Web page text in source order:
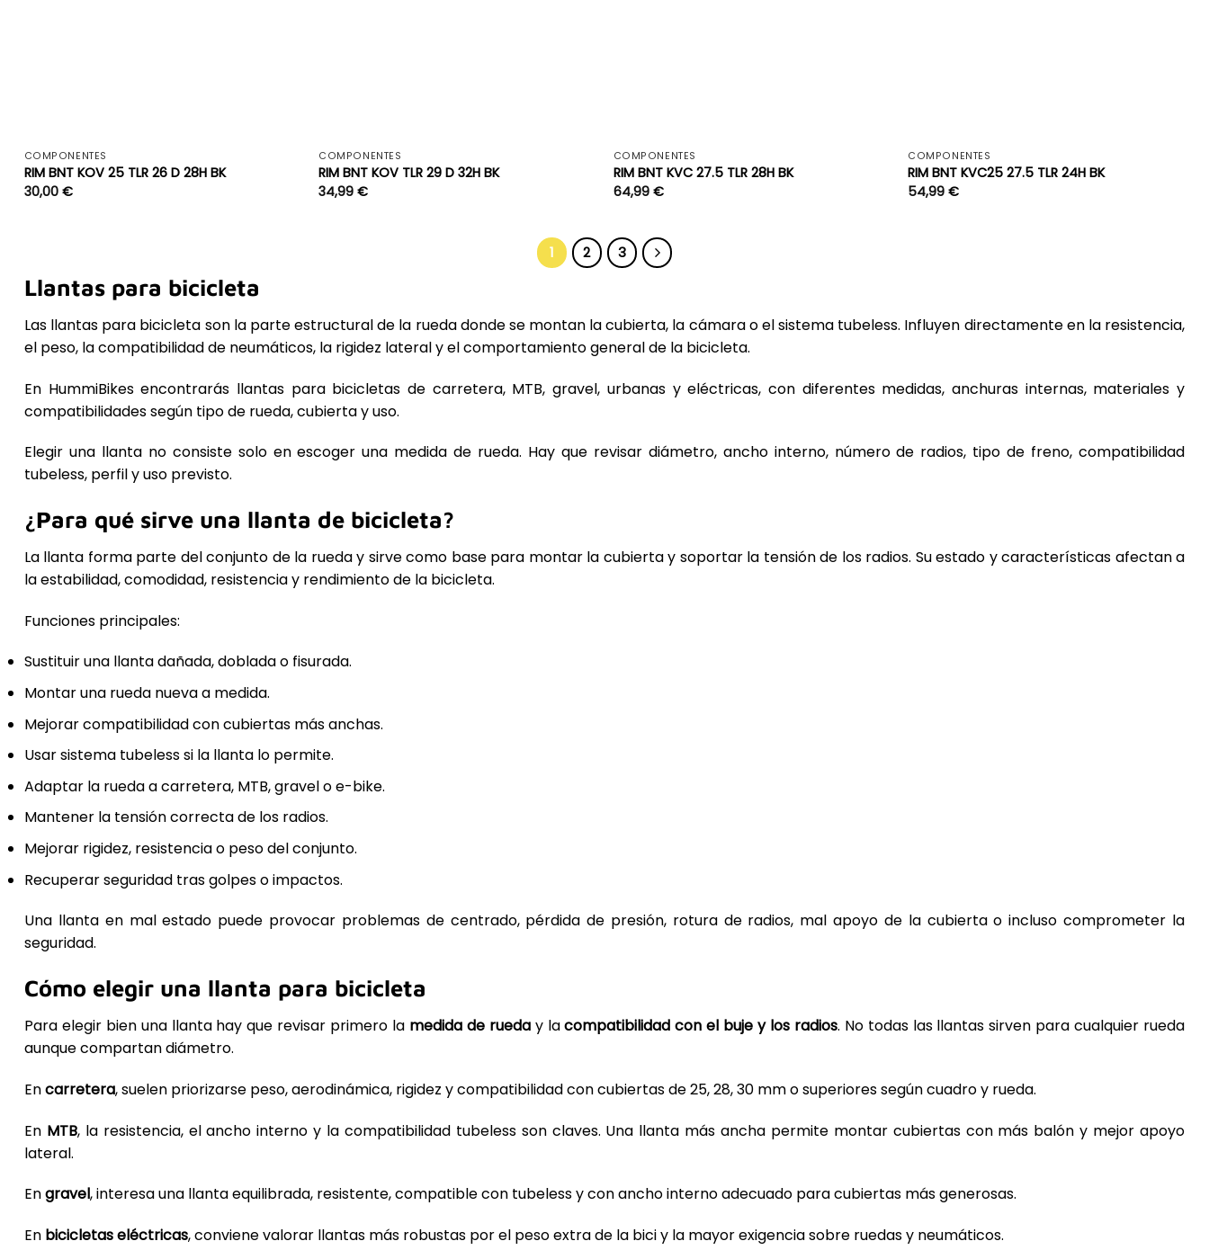
COMPONENTES
RIM BNT KOV 25 TLR 26 D 28H BK
30,00 €
COMPONENTES
RIM BNT KOV TLR 29 D 32H BK
34,99€
COMPONENTES
RIM BNT KVC 27.5 TLR 28H BK
64,99 €
COMPONENTES
RIM BNT KVC25 27.5 TLR 24H BK
54,99€
1 2 3
Llantas para bicicleta
Las llantas para bicicleta son la parte estructural de la rueda donde se montan la cubierta, la cámara o el sistema tubeless. Influyen directamente en la resistencia,
el peso, la compatibilidad de neumáticos, la rigidez lateral y el comportamiento general de la bicicleta.
En HummiBikes encontrarás llantas para bicicletas de carretera, MTB, gravel, urbanas y eléctricas, con diferentes medidas, anchuras internas, materiales y
compatibilidades según tipo de rueda, cubierta y uso.
Elegir una llanta no consiste solo en escoger una medida de rueda. Hay que revisar diámetro, ancho interno, número de radios, tipo de freno, compatibilidad
tubeless, perfil y uso previsto.
¿Para qué sirve una llanta de bicicleta?
La llanta forma parte del conjunto de la rueda y sirve como base para montar la cubierta y soportar la tensión de los radios. Su estado y características afectan a
la estabilidad, comodidad, resistencia y rendimiento de la bicicleta.
Funciones principales:
Sustituir una llanta dañada, doblada o fisurada.
Montar una rueda nueva a medida.
Mejorar compatibilidad con cubiertas más anchas.
Usar sistema tubeless si la llanta lo permite.
Adaptar la rueda a carretera, MTB, gravel o e-bike.
Mantener la tensión correcta de los radios.
Mejorar rigidez, resistencia o peso del conjunto.
Recuperar seguridad tras golpes o impactos.
Una llanta en mal estado puede provocar problemas de centrado, pérdida de presión, rotura de radios, mal apoyo de la cubierta o incluso comprometer la
seguridad.
Cómo elegir una llanta para bicicleta
Para elegir bien una llanta hay que revisar primero la medida de rueday lacompatibilidad con el buje y los radios. No todas las llantas sirven para cualquier rueda
aunque compartan diámetro.
Encarretera, suelen priorizarse peso, aerodinámica, rigidez y compatibilidad con cubiertas de 25, 28, 30 mm o superiores según cuadro y rueda.
En MTB, la resistencia, el ancho interno y la compatibilidad tubeless son claves. Una llanta más ancha permite montar cubiertas con más balón y mejor apoyo
lateral.
Engravel, interesa una llanta equilibrada, resistente, compatible con tubeless y con ancho interno adecuado para cubiertas más generosas.
En bicicletas eléctricas, conviene valorar llantas más robustas por el peso extra de la bici y la mayor exigencia sobre ruedas y neumáticos.